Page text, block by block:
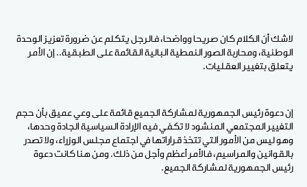
لاشك أن الكلام كان صريحا وواضحا، فالرجل يتكلم عن ضرورة تعزيز الوحدة
الوطنية، ومحاربة الصور النمطية البالية القائمة على الطبقية.. إن الأمر
يتعلق بتغيير العقليات.
إن دعوة رئيس الجمهورية لمشاركة الجميع قائمة على وعي عميق بأن حجم
التغيير المجتمعي المنشود لا تكفي فيه الإرادة السياسية الجادة وحدها،
وهو ليس من الأمور التي تتخذ قراراتها في اجتماع مجلس الوزراء، ولا تصدر
بالقوانين والمراسيم، فالأمر أعظم وأجل من ذلك. ومن هنا كانت دعوة
رئيس الجمهورية لمشاركة الجميع.